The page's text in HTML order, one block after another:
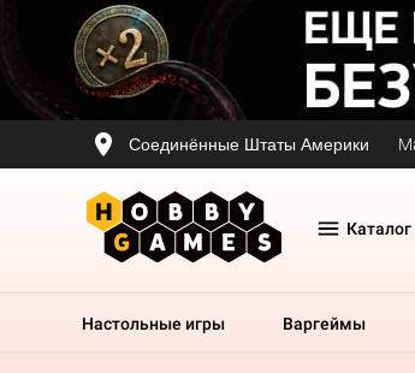
Соединённые Штаты Америки
Каталог
Настольные игры Варгеймы